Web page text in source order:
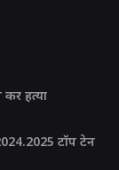
कर हत्या
टॉप टेन